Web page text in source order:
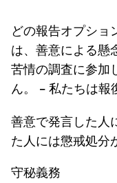
どの報告オプショ
は、善意による懸
苦情の調査に参加
ん。 - 私たちは報
善意で発言した人
た人には懲戒処分
守秘義務